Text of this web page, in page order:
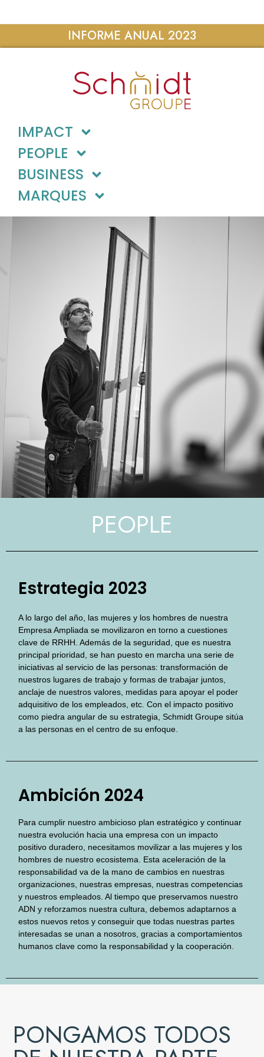
INFORME ANUAL 2023
IMPACT
PEOPLE
BUSINESS
MARQUES
PEOPLE
Estrategia 2023
A lo largo del año, las mujeres y los hombres de nuestra
Empresa Ampliada se movilizaron en torno a cuestiones
clave de RRHH. Además de la seguridad, que es nuestra
principal prioridad, se han puesto en marcha una serie de
iniciativas al servicio de las personas: transformación de
nuestros lugares de trabajo y formas de trabajar juntos,
anclaje de nuestros valores, medidas para apoyar el poder
adquisitivo de los empleados, etc. Con el impacto positivo
como piedra angular de su estrategia, Schmidt Groupe sitúa
a las personas en el centro de su enfoque.
Ambición 2024
Para cumplir nuestro ambicioso plan estratégico y continuar
nuestra evolución hacia una empresa con un impacto
positivo duradero, necesitamos movilizar a las mujeres y los
hombres de nuestro ecosistema. Esta aceleración de la
responsabilidad va de la mano de cambios en nuestras
organizaciones, nuestras empresas, nuestras competencias
y nuestros empleados. Al tiempo que preservamos nuestro
ADN y reforzamos nuestra cultura, debemos adaptarnos a
estos nuevos retos y conseguir que todas nuestras partes
interesadas se unan a nosotros, gracias a comportamientos
humanos clave como la responsabilidad y la cooperación.
PONGAMOS TODOS